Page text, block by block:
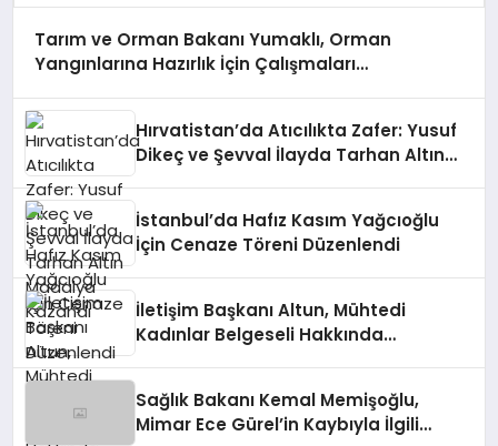
Tarım ve Orman Bakanı Yumaklı, Orman
Yangınlarına Hazırlık İçin Çalışmaları
Hırvatistan’da Atıcılıkta Zafer: Yusuf
Dikeç ve Şevval İlayda Tarhan Altın
İstanbul’da Hafız Kasım Yağcıoğlu
İçin Cenaze Töreni Düzenlendi
İletişim Başkanı Altun, Mühtedi
Kadınlar Belgeseli Hakkında
Sağlık Bakanı Kemal Memişoğlu,
Mimar Ece Gürel’in Kaybıyla İlgili